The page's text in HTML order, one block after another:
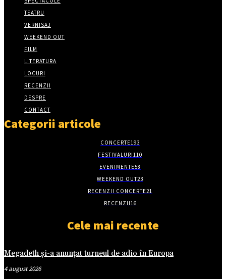
TEATRU
VERNISAJ
WEEKEND OUT
FILM
LITERATURA
LOCURI
RECENZII
DESPRE
CONTACT
Categorii articole
CONCERTE193
FESTIVALURI110
EVENIMENTE58
WEEKEND OUT23
RECENZII CONCERTE21
RECENZII16
Cele mai recente
Megadeth și-a anunțat turneul de adio în Europa
4 august 2026